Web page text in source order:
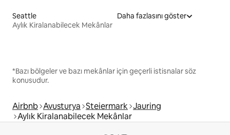
Seattle
Aylık Kiralanabilecek Mekânlar
Daha fazlasını göster
*Bazı bölgeler ve bazı mekânlar için geçerli istisnalar söz
konusudur.
Airbnb Avusturya Steiermark Jauring
Aylık Kiralanabilecek Mekânlar